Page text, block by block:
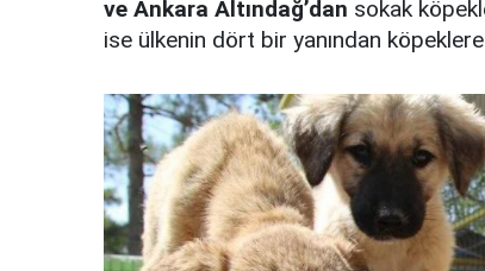
ve Ankara Altındağ’dan sokak
ise ülkenin dört bir yanından